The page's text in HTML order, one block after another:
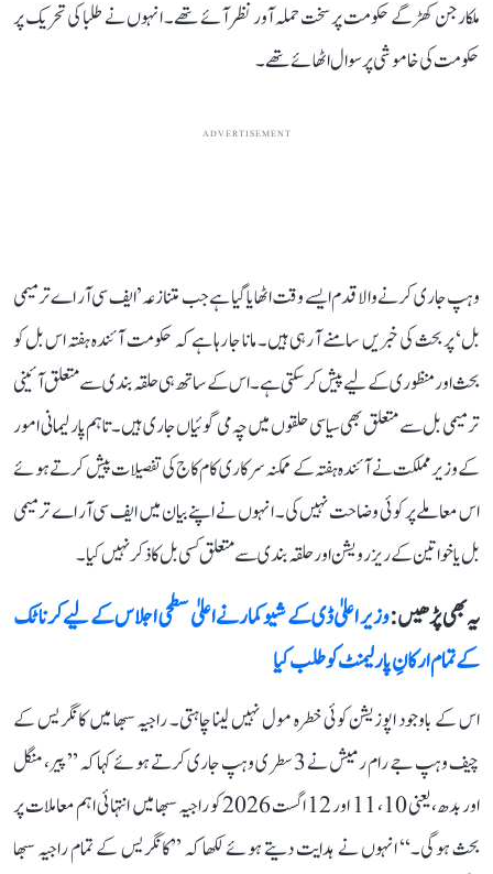
ملکارجن کھڑگے حکومت پر سخت حملہ آور نظر آئے تھے۔ انہوں نے طلبا کی تحریک پر
حکومت کی خاموشی پر سوال اٹھائے تھے۔
ADVERTISEMENT
وہپ جاری کرنے والا قدم ایسے وقت اٹھایا گیا ہے جب متنازعہ ’ایف سی آر اے ترمیمی
بل‘ پر بحث کی خبریں سامنے آ رہی ہیں۔ مانا جا رہا ہے کہ حکومت آئندہ ہفتہ اس بل کو
بحث اور منظوری کے لیے پیش کر سکتی ہے۔ اس کے ساتھ ہی حلقہ بندی سے متعلق آئینی
ترمیمی بل سے متعلق بھی سیاسی حلقوں میں چہ می گوئیاں جاری ہیں۔ تاہم پارلیمانی امور
کے وزیر مملکت نے آئندہ ہفتہ کے ممکنہ سرکاری کام کاج کی تفصیلات پیش کرتے ہوئے
اس معاملے پر کوئی وضاحت نہیں کی۔ انہوں نے اپنے بیان میں ایف سی آر اے ترمیمی
بل یا خواتین کے ریزرویشن اور حلقہ بندی سے متعلق کسی بل کا ذکر نہیں کیا۔
یہ بھی پڑھیں :وزیر اعلیٰ ڈی کے شیوکمار نے اعلیٰ سطحی اجلاس کے لیے کرناٹک
کے تمام ارکانِ پارلیمنٹ کو طلب کیا
اس کے باوجود اپوزیشن کوئی خطرہ مول نہیں لینا چاہتی۔ راجیہ سبھا میں کانگریس کے
چیف وہپ جے رام رمیش نے 3 سطری وہپ جاری کرتے ہوئے کہا کہ ’’پیر، منگل
اور بدھ، یعنی 10، 11 اور 12 اگست 2026 کو راجیہ سبھا میں انتہائی اہم معاملات پر
بحث ہوگی۔‘‘ انہوں نے ہدایت دیتے ہوئے لکھا کہ ’’کانگریس کے تمام راجیہ سبھا